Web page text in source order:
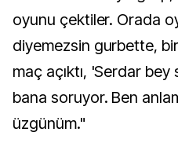
oyunu çektiler. Orada
diyemezsin gurbette,
maç açıktı, 'Serdar
bana soruyor. Ben
üzgünüm."